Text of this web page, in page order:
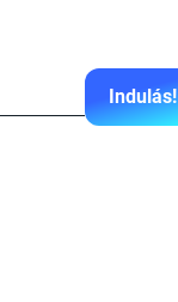
Indulás!